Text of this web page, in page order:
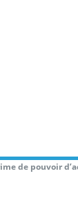
de pouvoir